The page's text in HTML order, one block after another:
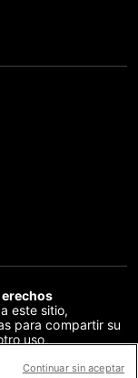
este sitio,
para compartir su
uso,
totalidad o en
Continuar sin aceptar